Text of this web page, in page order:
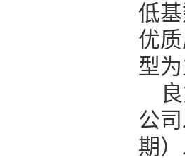
低
优
型
公
期